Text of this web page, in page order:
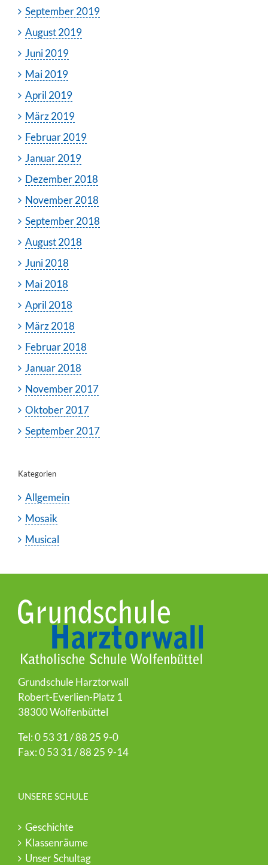
September 2019
August 2019
Juni 2019
Mai 2019
April 2019
März 2019
Februar 2019
Januar 2019
Dezember 2018
November 2018
September 2018
August 2018
Juni 2018
Mai 2018
April 2018
März 2018
Februar 2018
Januar 2018
November 2017
Oktober 2017
September 2017
Kategorien
Allgemein
Mosaik
Musical
Grundschule Harztorwall
Robert-Everlien-Platz 1
38300 Wolfenbüttel
Tel: 0 53 31 / 88 25 9-0
Fax: 0 53 31 / 88 25 9-14
UNSERE SCHULE
Geschichte
Klassenräume
Unser Schultag